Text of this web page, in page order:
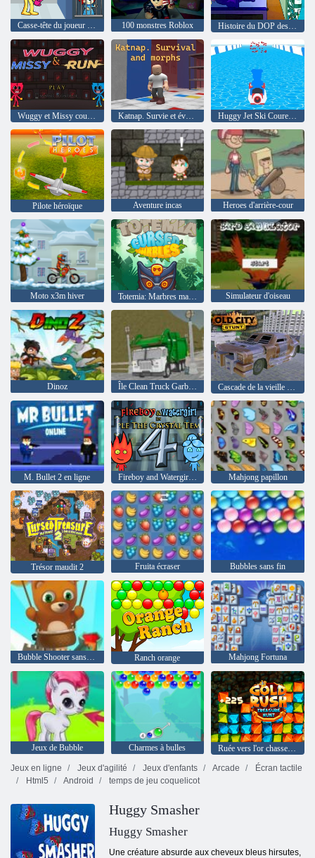
100 monstres Roblox Histoire du DOP des Grimace Monsters
Katnap. Survie et évolutions
Pilote héroïque Aventure incas Heroes d'arrière-cour
Moto x3m hiver Totemia: Marbres maudits Simulateur d'oiseau
Dinoz Île Clean Truck Garbage Sim Cascade de la vieille ville
M. Bullet 2 en ligne Fireboy and Watergirl 4: The Crystal Temple Mahjong papillon
Trésor maudit 2 Fruita écraser Bubbles sans fin
Bubble Shooter sans fin Ranch orange Mahjong Fortuna
Jeux de Bubble Charmes à bulles
Ruée vers l'or chasse au trésor
Jeux en ligne
Jeux d'agilité Jeux d'enfants Arcade
Écran tactile
Html5
Android temps de jeu coquelicot
Huggy Smasher
Huggy Smasher
Une créature absurde aux cheveux bleus hirsutes,